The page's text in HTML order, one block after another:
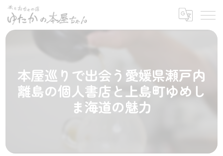
本屋巡りで出会う愛媛県瀬戸内
離島の個人書店と上島町ゆめし
ま海道の魅力